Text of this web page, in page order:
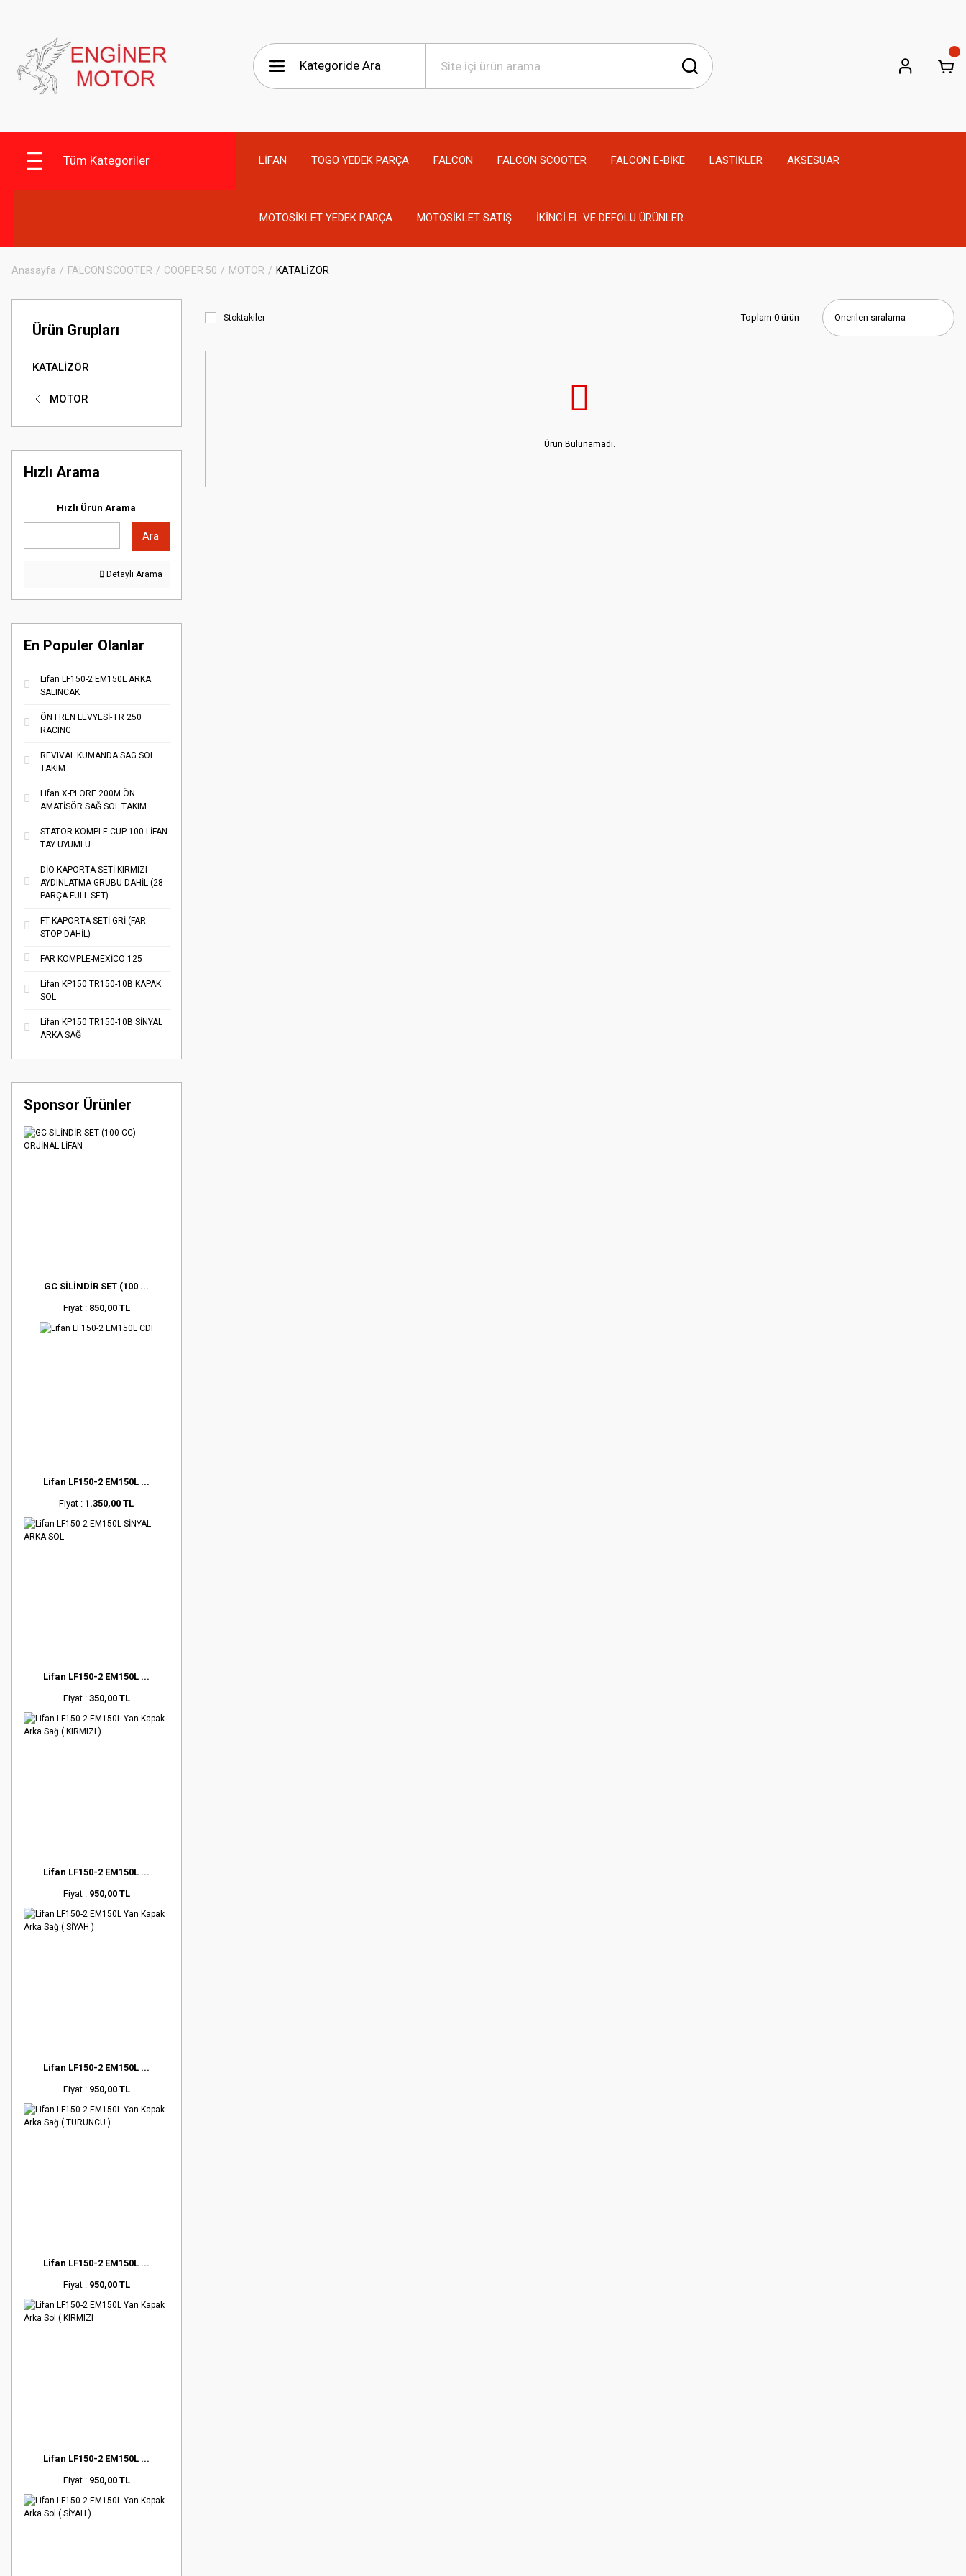
Tüm Kategoriler LİFAN TOGO YEDEK PARÇA FALCON FALCON SCOOTER FALCON E-BİKE LASTİKLER AKSESUAR
MOTOSİKLET YEDEK PARÇA MOTOSİKLET SATIŞ İKİNCİ EL VE DEFOLU ÜRÜNLER
Anasayfa FALCON SCOOTER COOPER 50 MOTOR KATALİZÖR
Ürün Grupları
KATALİZÖR
MOTOR
Hızlı Arama
Hızlı Ürün Arama
Ara
Detaylı Arama
En Populer Olanlar
Lifan LF150-2 EM150L ARKA
SALINCAK
ÖN FREN LEVYESİ- FR 250
RACING
REVIVAL KUMANDA SAG SOL
TAKIM
Lifan X-PLORE 200M ÖN
AMATİSÖR SAĞ SOL TAKIM
STATÖR KOMPLE CUP 100 LİFAN
TAY UYUMLU
DİO KAPORTA SETİ KIRMIZI
AYDINLATMA GRUBU DAHİL (28
PARÇA FULL SET)
FT KAPORTA SETİ GRİ (FAR
STOP DAHİL)
FAR KOMPLE-MEXİCO 125
Lifan KP150 TR150-10B KAPAK
SOL
Lifan KP150 TR150-10B SİNYAL
ARKA SAĞ
Sponsor Ürünler
GC SİLİNDİR SET (100 ...
Fiyat : 850,00 TL
Lifan LF150-2 EM150L ...
Fiyat : 1.350,00 TL
Lifan LF150-2 EM150L ...
Fiyat : 350,00 TL
Lifan LF150-2 EM150L ...
Fiyat : 950,00 TL
Lifan LF150-2 EM150L ...
Fiyat : 950,00 TL
Lifan LF150-2 EM150L ...
Fiyat : 950,00 TL
Lifan LF150-2 EM150L ...
Fiyat : 950,00 TL
Stoktakiler Toplam 0 ürün
Ürün Bulunamadı.